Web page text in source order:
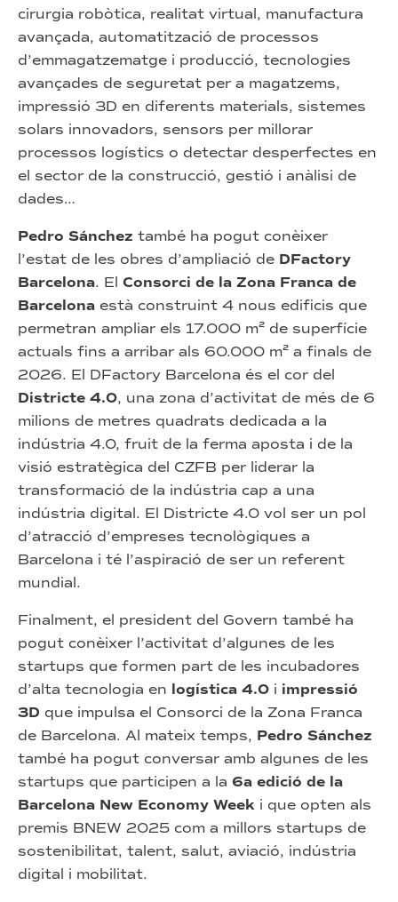
cirurgia robòtica, realitat virtual, manufactura
avançada, automatització de processos
d’emmagatzematge i producció, tecnologies
avançades de seguretat per a magatzems,
impressió 3D en diferents materials, sistemes
solars innovadors, sensors per millorar
processos logístics o detectar desperfectes en
el sector de la construcció, gestió i anàlisi de
dades…
Pedro Sánchez també ha pogut conèixer
l’estat de les obres d’ampliació de DFactory
Barcelona. El Consorci de la Zona Franca de
Barcelona està construint 4 nous edificis que
permetran ampliar els 17.000 m² de superfície
actuals fins a arribar als 60.000 m² a finals de
2026. El DFactory Barcelona és el cor del
Districte 4.0, una zona d’activitat de més de 6
milions de metres quadrats dedicada a la
indústria 4.0, fruit de la ferma aposta i de la
visió estratègica del CZFB per liderar la
transformació de la indústria cap a una
indústria digital. El Districte 4.0 vol ser un pol
d’atracció d’empreses tecnològiques a
Barcelona i té l’aspiració de ser un referent
mundial.
Finalment, el president del Govern també ha
pogut conèixer l’activitat d’algunes de les
startups que formen part de les incubadores
d’alta tecnologia en logística 4.0 i impressió
3D que impulsa el Consorci de la Zona Franca
de Barcelona. Al mateix temps, Pedro Sánchez
també ha pogut conversar amb algunes de les
startups que participen a la 6a edició de la
Barcelona New Economy Week i que opten als
premis BNEW 2025 com a millors startups de
sostenibilitat, talent, salut, aviació, indústria
digital i mobilitat.